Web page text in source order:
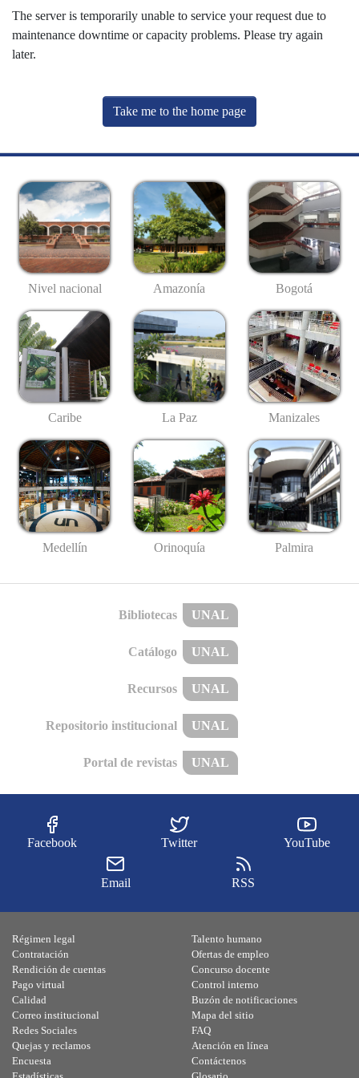
The server is temporarily unable to service your request due to
maintenance downtime or capacity problems. Please try again
later.
Take me to the home page
Nivel nacional Amazonía Bogotá
Caribe La Paz Manizales
Medellín Orinoquía Palmira
Bibliotecas UNAL
Catálogo UNAL
Recursos UNAL
Repositorio institucional UNAL
Portal de revistas UNAL
Facebook Twitter YouTube
Email RSS
Régimen legal
Contratación
Rendición de cuentas
Pago virtual
Calidad
Talento humano
Ofertas de empleo
Concurso docente
Control interno
Buzón de notificaciones
Correo institucional
Redes Sociales
Quejas y reclamos
Encuesta
Mapa del sitio
FAQ
Atención en línea
Contáctenos